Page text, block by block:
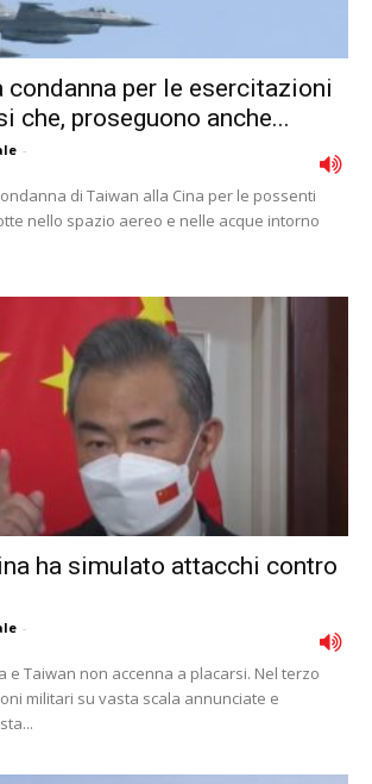
condanna per le esercitazioni
che, proseguono anche...
-
di Taiwan alla Cina per le possenti
nello spazio aereo e nelle acque intorno
ha simulato attacchi contro
-
e Taiwan non accenna a placarsi. Nel terzo
militari su vasta scala annunciate e